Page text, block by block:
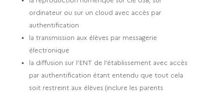
ordinateur ou sur un cloud avec accès par
authentification
la transmission aux élèves par messagerie
électronique
la diffusion sur l’ENT de l’établissement avec accès
par authentification étant entendu que tout cela
soit restreint aux élèves (inclure les parents